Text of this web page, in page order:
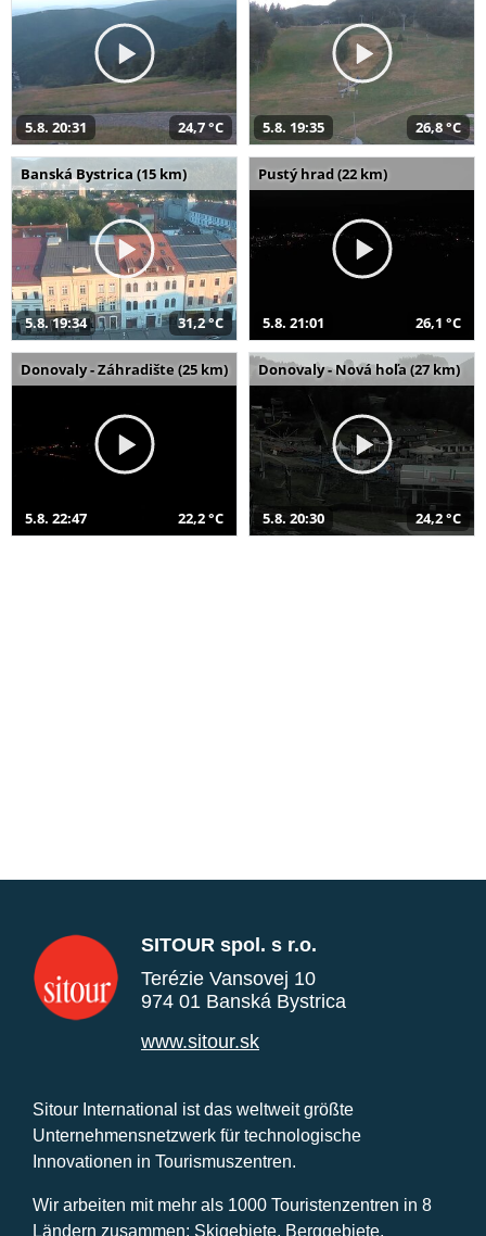
5.8. 20:31 24,7 °C 5.8. 19:35 26,8 °C
Banská Bystrica (15 km)
5.8. 19:34 31,2 °C
Pustý hrad (22 km)
5.8. 21:01 26,1 °C
Donovaly - Záhradište (25 km)
5.8. 22:47 22,2 °C
Donovaly - Nová hoľa (27 km)
5.8. 20:30 24,2 °C
SITOUR spol. s r.o.
Terézie Vansovej 10
974 01 Banská Bystrica
www.sitour.sk
Sitour International ist das weltweit größte
Unternehmensnetzwerk für technologische
Innovationen in Tourismuszentren.
Wir arbeiten mit mehr als 1000 Touristenzentren in 8
Ländern zusammen: Skigebiete, Berggebiete,